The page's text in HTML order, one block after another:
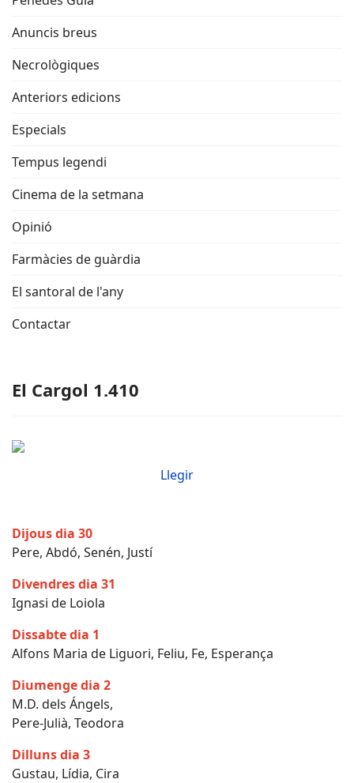
Anuncis breus
Necrològiques
Anteriors edicions
Especials
Tempus legendi
Cinema de la setmana
Opinió
Farmàcies de guàrdia
El santoral de l'any
Contactar
El Cargol 1.410
Llegir
Dijous dia 30
Pere, Abdó, Senén, Justí
Divendres dia 31
Ignasi de Loiola
Dissabte dia 1
Alfons Maria de Liguori, Feliu, Fe, Esperança
Diumenge dia 2
M.D. dels Ángels,
Pere-Julià, Teodora
Dilluns dia 3
Gustau, Lídia, Cira